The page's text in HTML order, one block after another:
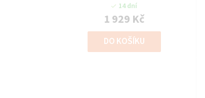
14 dní
1 929 Kč
DO KOŠÍKU